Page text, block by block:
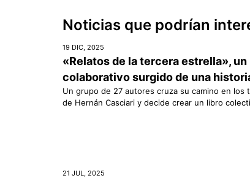
Noticias que podrían
19 DIC, 2025
«Relatos de la tercera estrella»,
colaborativo surgido de una
Un grupo de 27 autores cruza su camino en los
de Hernán Casciari y decide crear un libro
21 JUL, 2025